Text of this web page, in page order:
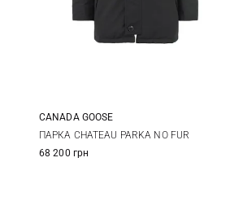
S M L
CANADA GOOSE
ПАРКА CHATEAU PARKA NO FUR
68 200 грн